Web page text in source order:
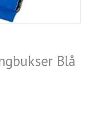
Blå